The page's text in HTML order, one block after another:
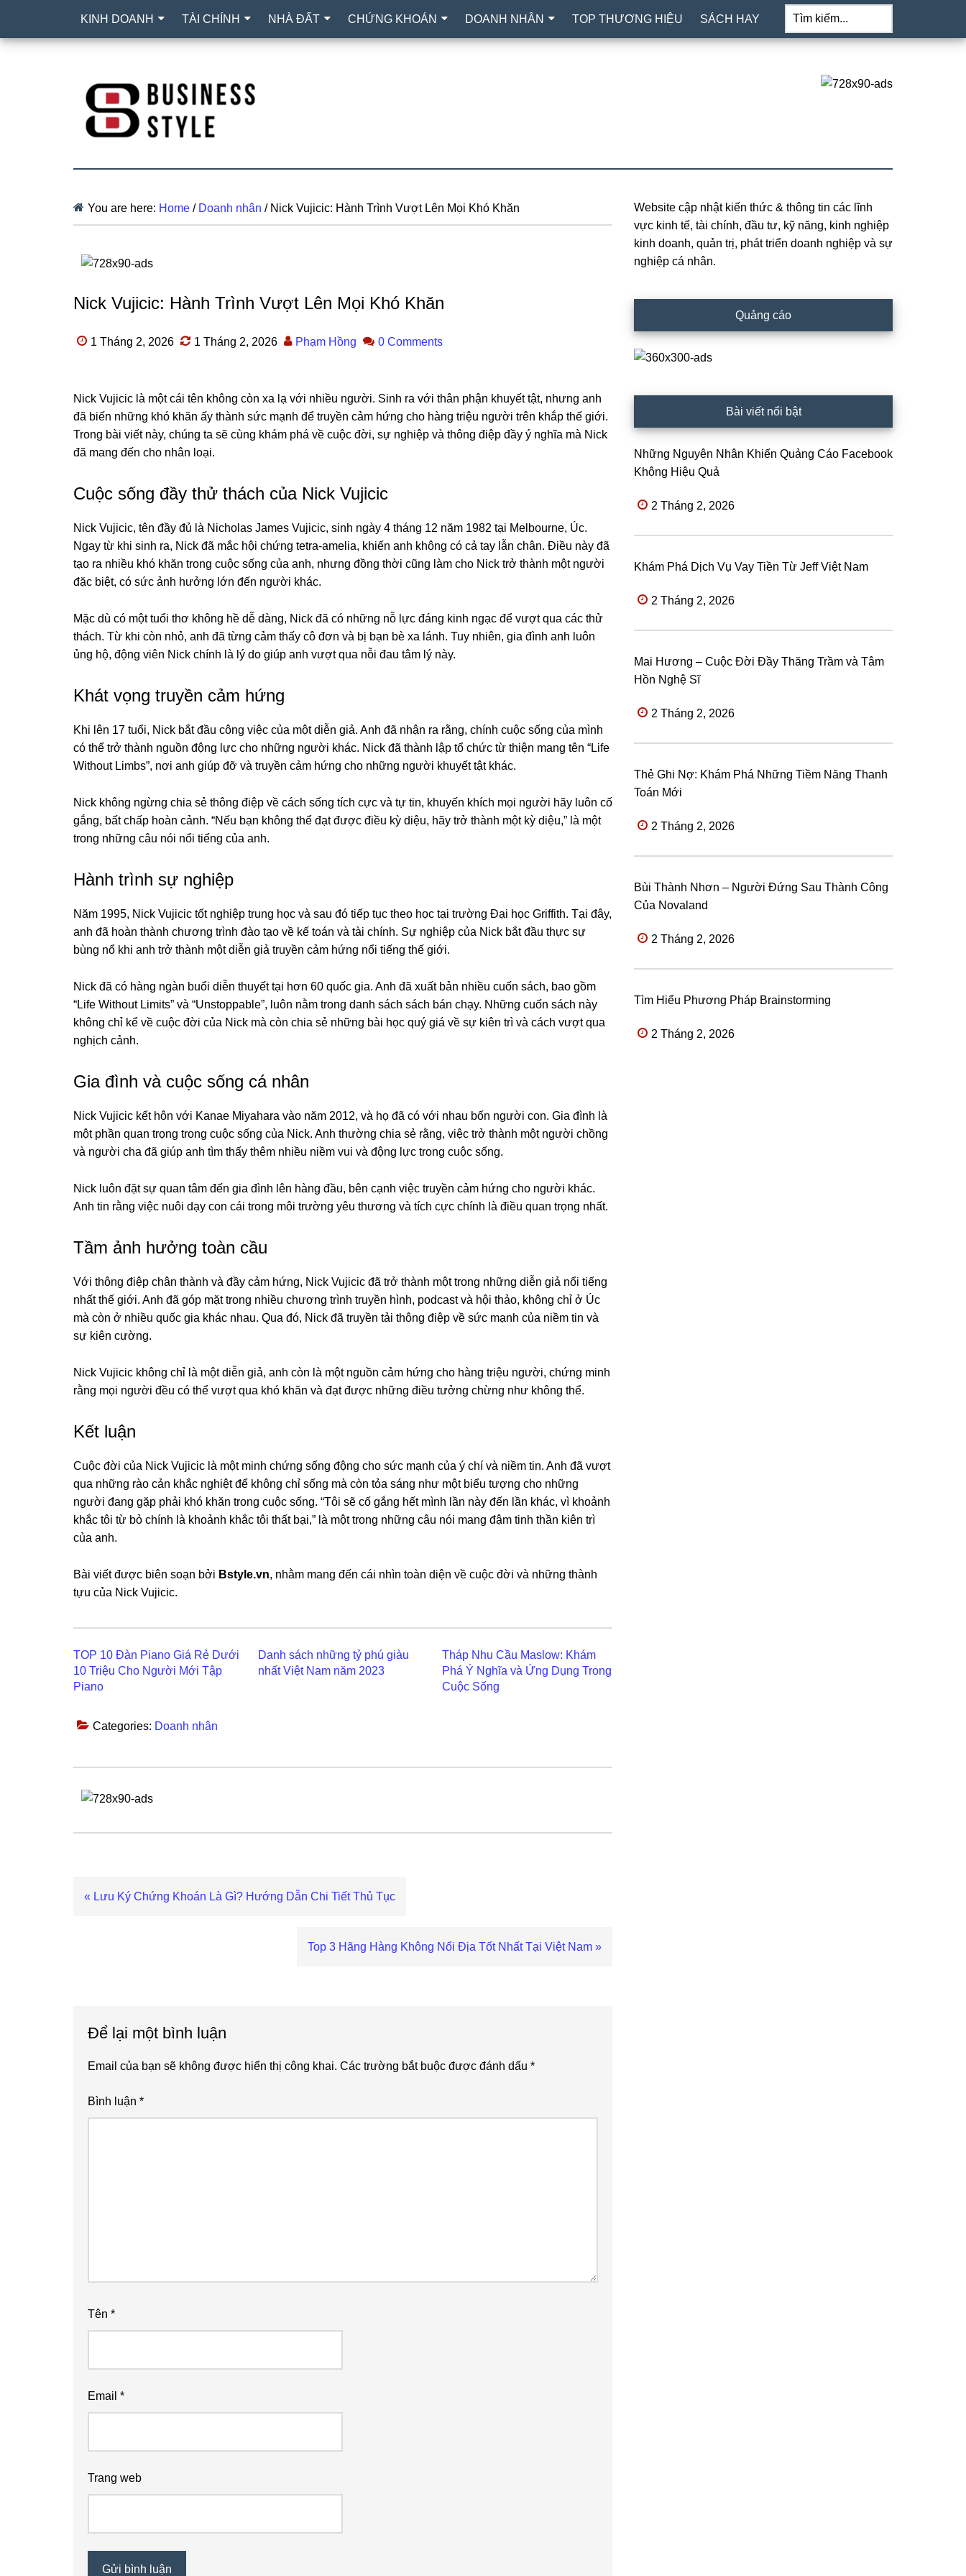
KINH DOANH TÀI CHÍNH NHÀ ĐẤT CHỨNG KHOÁN DOANH NHÂN TOP THƯƠNG HIỆU SÁCH HAY
Tìm
kiếm...
You are here: Home / Doanh nhân /Nick Vujicic: Hành Trình Vượt Lên Mọi Khó Khăn
Nick Vujicic: Hành Trình Vượt Lên Mọi Khó Khăn
1 Tháng 2, 2026 1 Tháng 2, 2026 Phạm Hồng 0 Comments
Nick Vujicic là một cái tên không còn xa lạ với nhiều người. Sinh ra với thân phận khuyết tật, nhưng anh
đã biến những khó khăn ấy thành sức mạnh để truyền cảm hứng cho hàng triệu người trên khắp thế giới.
Trong bài viết này, chúng ta sẽ cùng khám phá về cuộc đời, sự nghiệp và thông điệp đầy ý nghĩa mà Nick
đã mang đến cho nhân loại.
Cuộc sống đầy thử thách của Nick Vujicic
Nick Vujicic, tên đầy đủ là Nicholas James Vujicic, sinh ngày 4 tháng 12 năm 1982 tại Melbourne, Úc.
Ngay từ khi sinh ra, Nick đã mắc hội chứng tetra-amelia, khiến anh không có cả tay lẫn chân. Điều này đã
tạo ra nhiều khó khăn trong cuộc sống của anh, nhưng đồng thời cũng làm cho Nick trở thành một người
đặc biệt, có sức ảnh hưởng lớn đến người khác.
Mặc dù có một tuổi thơ không hề dễ dàng, Nick đã có những nỗ lực đáng kinh ngạc để vượt qua các thử
thách. Từ khi còn nhỏ, anh đã từng cảm thấy cô đơn và bị bạn bè xa lánh. Tuy nhiên, gia đình anh luôn
ủng hộ, động viên Nick chính là lý do giúp anh vượt qua nỗi đau tâm lý này.
Khát vọng truyền cảm hứng
Khi lên 17 tuổi, Nick bắt đầu công việc của một diễn giả. Anh đã nhận ra rằng, chính cuộc sống của mình
có thể trở thành nguồn động lực cho những người khác. Nick đã thành lập tổ chức từ thiện mang tên “Life
Without Limbs”, nơi anh giúp đỡ và truyền cảm hứng cho những người khuyết tật khác.
Nick không ngừng chia sẻ thông điệp về cách sống tích cực và tự tin, khuyến khích mọi người hãy luôn cố
gắng, bất chấp hoàn cảnh. “Nếu bạn không thể đạt được điều kỳ diệu, hãy trở thành một kỳ diệu,” là một
trong những câu nói nổi tiếng của anh.
Hành trình sự nghiệp
Năm 1995, Nick Vujicic tốt nghiệp trung học và sau đó tiếp tục theo học tại trường Đại học Griffith. Tại đây,
anh đã hoàn thành chương trình đào tạo về kế toán và tài chính. Sự nghiệp của Nick bắt đầu thực sự
bùng nổ khi anh trở thành một diễn giả truyền cảm hứng nổi tiếng thế giới.
Nick đã có hàng ngàn buổi diễn thuyết tại hơn 60 quốc gia. Anh đã xuất bản nhiều cuốn sách, bao gồm
“Life Without Limits” và “Unstoppable”, luôn nằm trong danh sách sách bán chạy. Những cuốn sách này
không chỉ kể về cuộc đời của Nick mà còn chia sẻ những bài học quý giá về sự kiên trì và cách vượt qua
nghịch cảnh.
Gia đình và cuộc sống cá nhân
Nick Vujicic kết hôn với Kanae Miyahara vào năm 2012, và họ đã có với nhau bốn người con. Gia đình là
một phần quan trọng trong cuộc sống của Nick. Anh thường chia sẻ rằng, việc trở thành một người chồng
và người cha đã giúp anh tìm thấy thêm nhiều niềm vui và động lực trong cuộc sống.
Nick luôn đặt sự quan tâm đến gia đình lên hàng đầu, bên cạnh việc truyền cảm hứng cho người khác.
Anh tin rằng việc nuôi dạy con cái trong môi trường yêu thương và tích cực chính là điều quan trọng nhất.
Tầm ảnh hưởng toàn cầu
Với thông điệp chân thành và đầy cảm hứng, Nick Vujicic đã trở thành một trong những diễn giả nổi tiếng
nhất thế giới. Anh đã góp mặt trong nhiều chương trình truyền hình, podcast và hội thảo, không chỉ ở Úc
mà còn ở nhiều quốc gia khác nhau. Qua đó, Nick đã truyền tải thông điệp về sức mạnh của niềm tin và
sự kiên cường.
Nick Vujicic không chỉ là một diễn giả, anh còn là một nguồn cảm hứng cho hàng triệu người, chứng minh
rằng mọi người đều có thể vượt qua khó khăn và đạt được những điều tưởng chừng như không thể.
Kết luận
Cuộc đời của Nick Vujicic là một minh chứng sống động cho sức mạnh của ý chí và niềm tin. Anh đã vượt
qua những rào cản khắc nghiệt để không chỉ sống mà còn tỏa sáng như một biểu tượng cho những
người đang gặp phải khó khăn trong cuộc sống. “Tôi sẽ cố gắng hết mình lần này đến lần khác, vì khoảnh
khắc tôi từ bỏ chính là khoảnh khắc tôi thất bại,” là một trong những câu nói mang đậm tinh thần kiên trì
của anh.
Bài viết được biên soạn bởi Bstyle.vn, nhằm mang đến cái nhìn toàn diện về cuộc đời và những thành
tựu của Nick Vujicic.
TOP 10 Đàn Piano Giá Rẻ Dưới
10 Triệu Cho Người Mới Tập
Piano
Danh sách những tỷ phú giàu
nhất Việt Nam năm 2023
Tháp Nhu Cầu Maslow: Khám
Phá Ý Nghĩa và Ứng Dụng Trong
Cuộc Sống
Categories: Doanh nhân
Previous
« Lưu Ký Chứng Khoán Là Gì? Hướng Dẫn Chi Tiết Thủ Tục
Next
Top 3 Hãng Hàng Không Nổi Địa Tốt Nhất Tại Việt Nam »
Để lại một bình luận
Email của bạn sẽ không được hiển thị công khai. Các trường bắt buộc được đánh dấu *
Bình luận *
Tên *
Email *
Trang web
Primary
Sidebar
Website cập nhật kiến thức & thông tin các lĩnh
vực kinh tế, tài chính, đầu tư, kỹ năng, kinh nghiệp
kinh doanh, quản trị, phát triển doanh nghiệp và sự
nghiệp cá nhân.
Quảng cáo
Bài viết nổi bật
Những Nguyên Nhân Khiến Quảng Cáo Facebook
Không Hiệu Quả
2 Tháng 2, 2026
Khám Phá Dịch Vụ Vay Tiền Từ Jeff Việt Nam
2 Tháng 2, 2026
Mai Hương – Cuộc Đời Đầy Thăng Trầm và Tâm
Hồn Nghệ Sĩ
2 Tháng 2, 2026
Thẻ Ghi Nợ: Khám Phá Những Tiềm Năng Thanh
Toán Mới
2 Tháng 2, 2026
Bùi Thành Nhơn – Người Đứng Sau Thành Công
Của Novaland
2 Tháng 2, 2026
Tìm Hiểu Phương Pháp Brainstorming
2 Tháng 2, 2026